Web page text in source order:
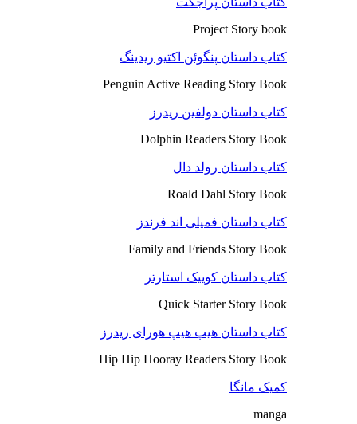
Project Story book
کتاب داستان پنگوئن اکتیو ریدینگ
Penguin Active Reading Story Book
کتاب داستان دولفین ریدرز
Dolphin Readers Story Book
کتاب داستان رولد دال
Roald Dahl Story Book
کتاب داستان فمیلی اند فرندز
Family and Friends Story Book
کتاب داستان کوییک استارتر
Quick Starter Story Book
کتاب داستان هیپ هیپ هورای ریدرز
Hip Hip Hooray Readers Story Book
کمیک مانگا
manga